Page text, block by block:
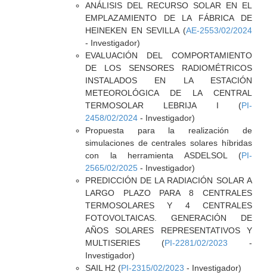
ANÁLISIS DEL RECURSO SOLAR EN EL
EMPLAZAMIENTO DE LA FÁBRICA DE
HEINEKEN EN SEVILLA (AE-2553/02/2024
- Investigador)
EVALUACIÓN DEL COMPORTAMIENTO
DE LOS SENSORES RADIOMÉTRICOS
INSTALADOS EN LA ESTACIÓN
METEOROLÓGICA DE LA CENTRAL
TERMOSOLAR LEBRIJA I (PI-
2458/02/2024- Investigador)
Propuesta para la realización de
simulaciones de centrales solares híbridas
con la herramienta ASDELSOL (PI-
2565/02/2025- Investigador)
PREDICCIÓN DE LA RADIACIÓN SOLAR A
LARGO PLAZO PARA 8 CENTRALES
TERMOSOLARES Y 4 CENTRALES
FOTOVOLTAICAS. GENERACIÓN DE
AÑOS SOLARES REPRESENTATIVOS Y
MULTISERIES (PI-2281/02/2023 -
Investigador)
SAIL H2 (PI-2315/02/2023 - Investigador)